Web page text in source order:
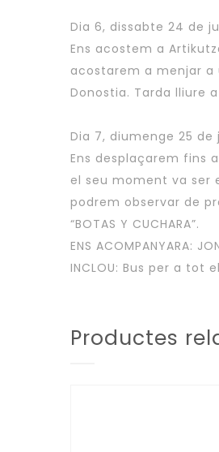
Dia 6, dissabte 24 de
Ens acostem a
acostarem a menjar a
Donostia. Tarda lliure
Dia 7, diumenge 25 de
Ens desplaçarem fins
el seu moment va ser
podrem observar de
“BOTAS Y CUCHARA”.
ENS ACOMPANYARA:
INCLOU: Bus per a
Productes